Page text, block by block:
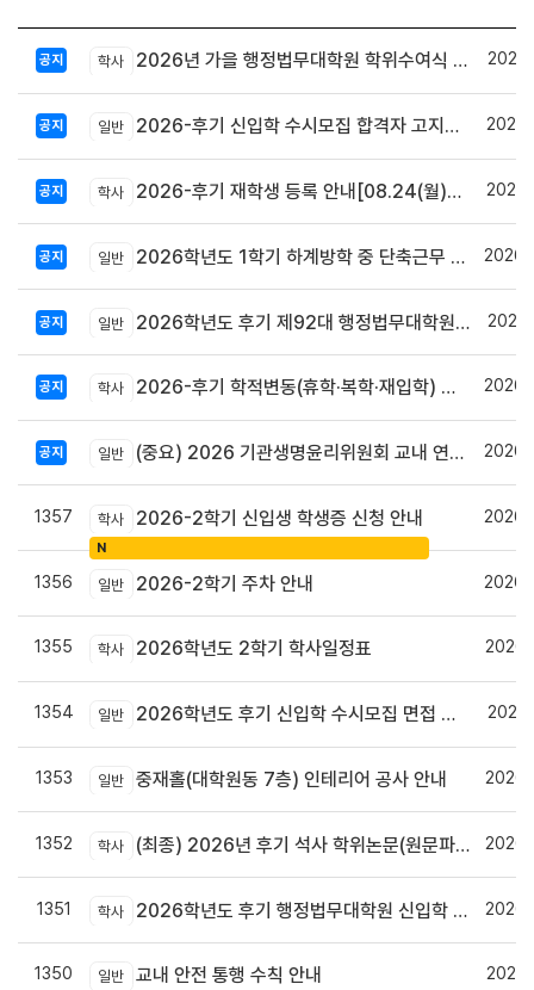
공지 학사 2026년 가을 행정법무대학원 학위수여식 안내
공지 일반 2026-후기 신입학 수시모집 합격자 고지서 출력 및 등록안내
공지 학사 2026-후기 재학생 등록 안내[08.24(월)~08.27(목)]
공지 일반 2026학년도 1학기 하계방학 중 단축근무 및 집중휴무제 시행 안내
공지 일반 2026학년도 후기 제92대 행정법무대학원 총학생회장 당선자 공고
공지 학사 2026-후기 학적변동(휴학·복학·재입학) 안내
공지 일반 (중요) 2026 기관생명윤리위원회 교내 연구자 교육 사전신청 안내
1357 학사 2026-2학기 신입생 학생증 신청 안내
N
1356 일반 2026-2학기 주차 안내
1355 학사 2026학년도 2학기 학사일정표
1354 일반 2026학년도 후기 신입학 수시모집 면접 안내
1353 일반 중재홀(대학원동 7층) 인테리어 공사 안내
1352 학사 (최종) 2026년 후기 석사 학위논문(원문파일 및 인쇄본) 제출 안내
1351 학사 2026학년도 후기 행정법무대학원 신입학 수시모집 안내
1350 일반 교내 안전 통행 수칙 안내